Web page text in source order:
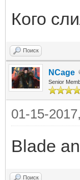
Кого
Поиск
NCage
Senior
01-15-
Blade
Поиск